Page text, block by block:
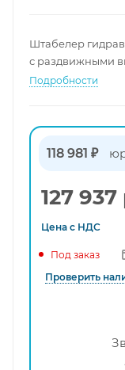
Штабелер
с раздвижными
Подробности
118 981 ₽
127 937
Цена с НДС
Под заказ
Проверить